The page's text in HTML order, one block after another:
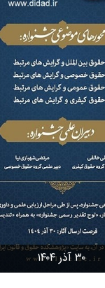
۳۰ آذر ۱۴۰۴